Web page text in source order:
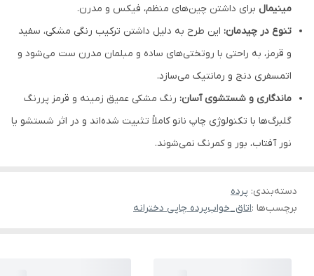
مینیمال برای داشتن چین‌های منظم، فیکس و مدرن.
تنوع در چیدمان: این طرح به دلیل داشتن ترکیب رنگی مشکی، سفید
و قرمز، به راحتی با روتختی‌های ساده و مبلمان مدرن ست می‌شود و
اتمسفری دنج و رمانتیک می‌سازد.
ماندگاری و شستشوی آسان: رنگ مشکی عمیق زمینه و قرمز پررنگ
گلبرگ‌ها با تکنولوژی چاپ نانو کاملاً تثبیت شده‌اند و در اثر شستشو یا
نور آفتاب، بور و کمرنگ نمی‌شوند.
دسته‌بندی: پرده
برچسب‌ها :اتاق_خوابپرده چاپی دخترانه